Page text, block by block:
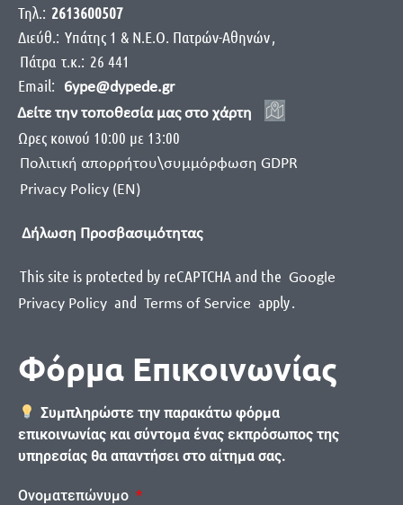
Τηλ.: 2613600507
Διεύθ.: Yπάτης 1 & Ν.Ε.Ο. Πατρών-Αθηνών,
Πάτρα τ.κ.: 26 441
Email:
6ype@dypede.gr
Δείτε την τοποθεσία μας στο χάρτη
Ωρες κοινού 10:00 με 13:00
Πολιτική απορρήτου\συμμόρφωση GDPR
Privacy Policy (EN)
Δήλωση Προσβασιμότητας
This site is protected by reCAPTCHA and the Google
Privacy Policy and Terms of Service apply.
Φόρμα Επικοινωνίας
Συμπληρώστε την παρακάτω φόρμα
επικοινωνίας και σύντομα ένας εκπρόσωπος της
υπηρεσίας θα απαντήσει στο αίτημα σας.
Ονοματεπώνυμο